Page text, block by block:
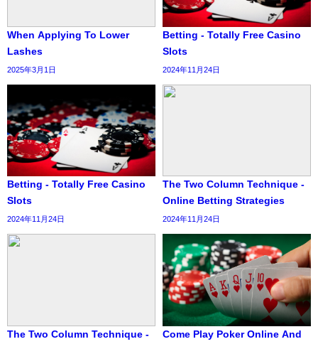
When Applying To Lower
Lashes
2025年3月1日
Betting - Totally Free Casino
Slots
2024年11月24日
Betting - Totally Free Casino
Slots
2024年11月24日
The Two Column Technique -
Online Betting Strategies
2024年11月24日
The Two Column Technique -
Come Play Poker Online And